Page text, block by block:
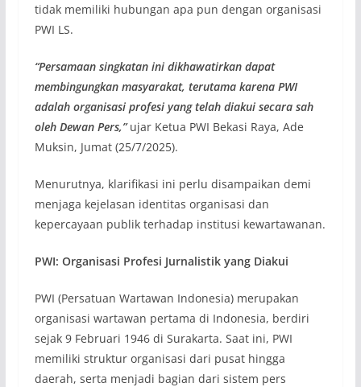
tidak memiliki hubungan apa pun dengan organisasi
PWI LS.
“Persamaan singkatan ini dikhawatirkan dapat
membingungkan masyarakat, terutama karena PWI
adalah organisasi profesi yang telah diakui secara sah
oleh Dewan Pers,”ujar Ketua PWI Bekasi Raya, Ade
Muksin, Jumat (25/7/2025).
Menurutnya, klarifikasi ini perlu disampaikan demi
menjaga kejelasan identitas organisasi dan
kepercayaan publik terhadap institusi kewartawanan.
PWI: Organisasi Profesi Jurnalistik yang Diakui
PWI (Persatuan Wartawan Indonesia) merupakan
organisasi wartawan pertama di Indonesia, berdiri
sejak 9 Februari 1946 di Surakarta. Saat ini, PWI
memiliki struktur organisasi dari pusat hingga
daerah, serta menjadi bagian dari sistem pers